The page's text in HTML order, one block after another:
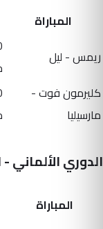
المباراة
ريمس - ليل
كليرمون فوت -
مارسيليا
الدوري الألماني -
المباراة